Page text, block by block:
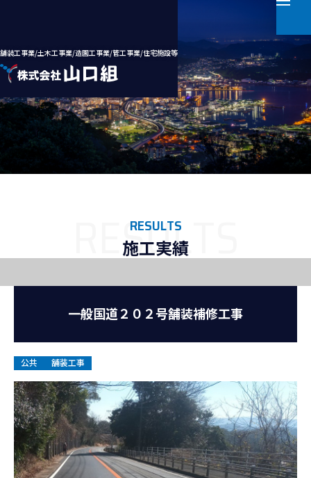
舗装工事業/土木工事業/造園工事業/管工事業/住宅施設等
ホーム
会社案内
採用情報
お問い合わせ
RESULTS
施工実績
一般国道２０２号舗装補修工事
公共 舗装工事